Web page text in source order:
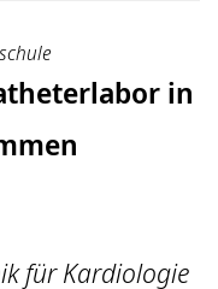
in
für Kardiologie